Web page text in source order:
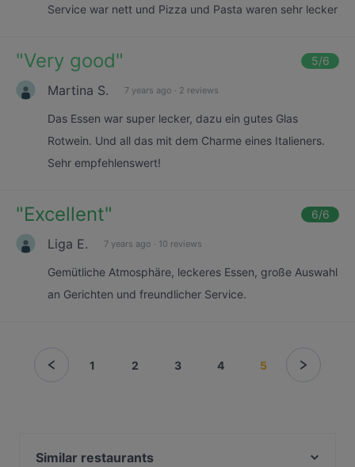
Service war nett und Pizza und Pasta waren sehr lecker
"Very good" 5/6
Martina S. 7 years ago · 2 reviews
Das Essen war super lecker, dazu ein gutes Glas
Rotwein. Und all das mit dem Charme eines Italieners.
Sehr empfehlenswert!
"Excellent" 6/6
Liga E. 7 years ago · 10 reviews
Gemütliche Atmosphäre, leckeres Essen, große Auswahl
an Gerichten und freundlicher Service.
1 2 3 4 5
Similar restaurants